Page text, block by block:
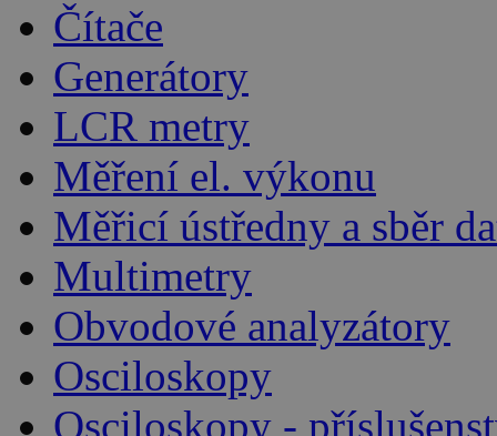
Čítače
Generátory
LCR metry
Měření el. výkonu
Měřicí ústředny a sběr
Multimetry
Obvodové analyzátory
Osciloskopy
Osciloskopy -